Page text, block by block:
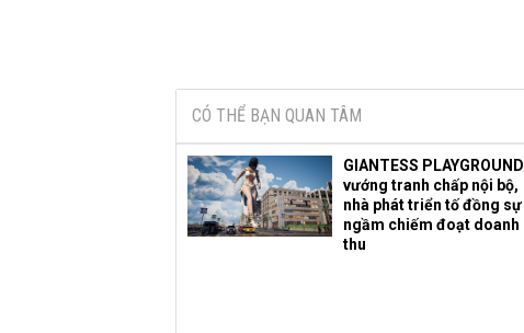
CÓ THỂ BẠN QUAN TÂM
GIANTESS PLAYGROUND
vướng tranh chấp nội bộ,
nhà phát triển tố đồng sự
ngầm chiếm đoạt doanh
thu